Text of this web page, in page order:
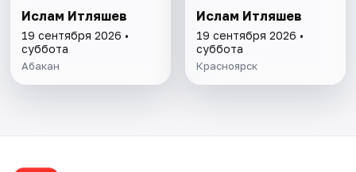
Ислам Итляшев
19 сентября 2026 •
суббота
Абакан
Ислам Итляшев
19 сентября 2026 •
суббота
Красноярск